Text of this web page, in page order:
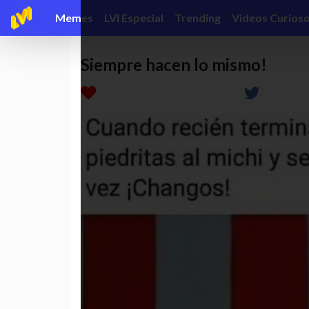
Memes LVI Especial Trending Videos
Siempre hacen lo mismo!